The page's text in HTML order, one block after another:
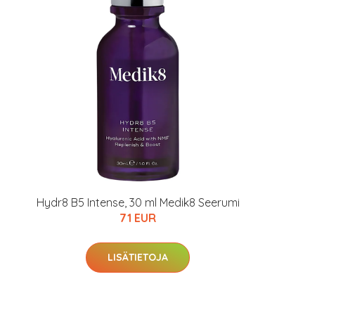
Hydr8 B5 Intense, 30 ml Medik8 Seerumi
71 EUR
LISÄTIETOJA